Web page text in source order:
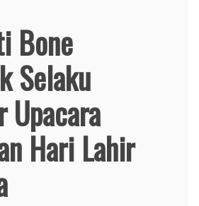
Bone
Selaku
Upacara
Hari Lahir